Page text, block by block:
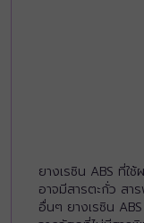
ยางเรซิน ABS ที่ใ
อาจมีสารตะกั่ว สา
อื่นๆ ยางเรซิน